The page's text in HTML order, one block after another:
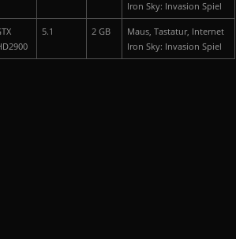
Iron Sky: Invasion Spiel
5.1 2 GB Maus, Tastatur, Internet
Iron Sky: Invasion Spiel